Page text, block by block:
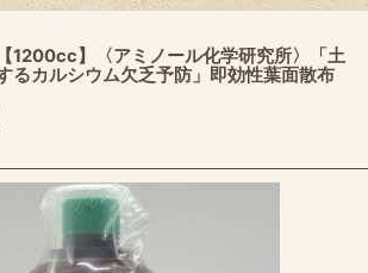
1200cc】〈アミノール化学研究所〉「土
るカルシウム欠乏予防」即効性葉面散布